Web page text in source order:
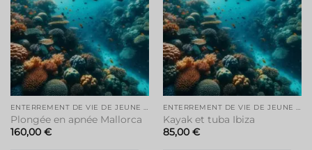
Plongée en apnée Mallorca
160,00 €
Kayak et tuba Ibiza
85,00 €